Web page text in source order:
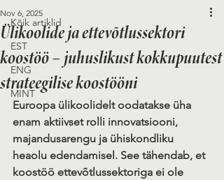
Kõik artiklid
EST
ENG
MINT
Ülikoolide ja ettevõtlussektori
koostöö – juhuslikust kokkupuutest
strateegilise koostööni
Nov 6, 2025
Euroopa ülikoolidelt oodatakse üha
enam aktiivset rolli innovatsiooni,
majandusarengu ja ühiskondliku
heaolu edendamisel. See tähendab, et
koostöö ettevõtlussektoriga ei ole